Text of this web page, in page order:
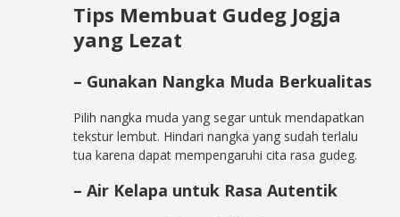
Tips Membuat Gudeg Jogja
yang Lezat
– Gunakan Nangka Muda Berkualitas
Pilih nangka muda yang segar untuk mendapatkan
tekstur lembut. Hindari nangka yang sudah terlalu
tua karena dapat mempengaruhi cita rasa gudeg.
– Air Kelapa untuk Rasa Autentik